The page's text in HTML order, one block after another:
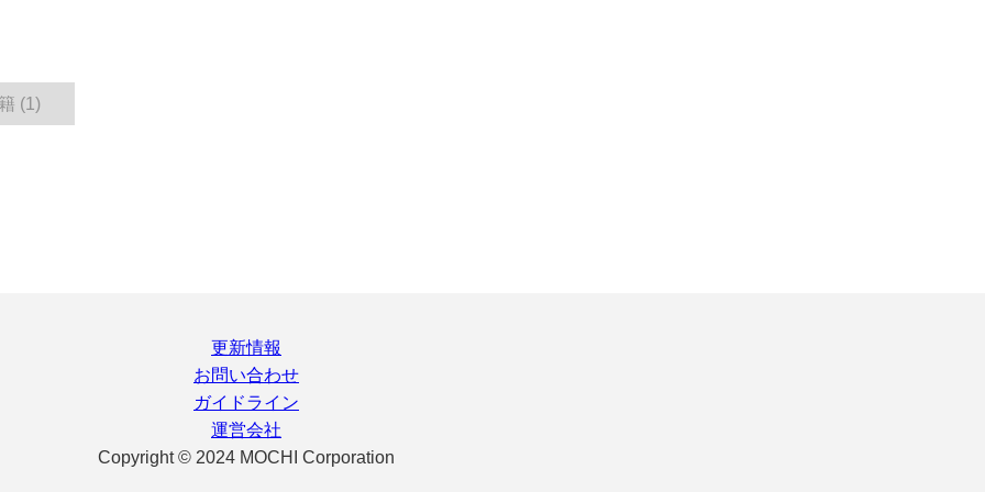
(1)
更新情報
お問い合わせ
ガイドライン
運営会社
Copyright © 2024 MOCHI Corporation